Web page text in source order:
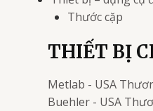
Thước cặp
THIẾT BỊ
Metlab - USA
Buehler - USA